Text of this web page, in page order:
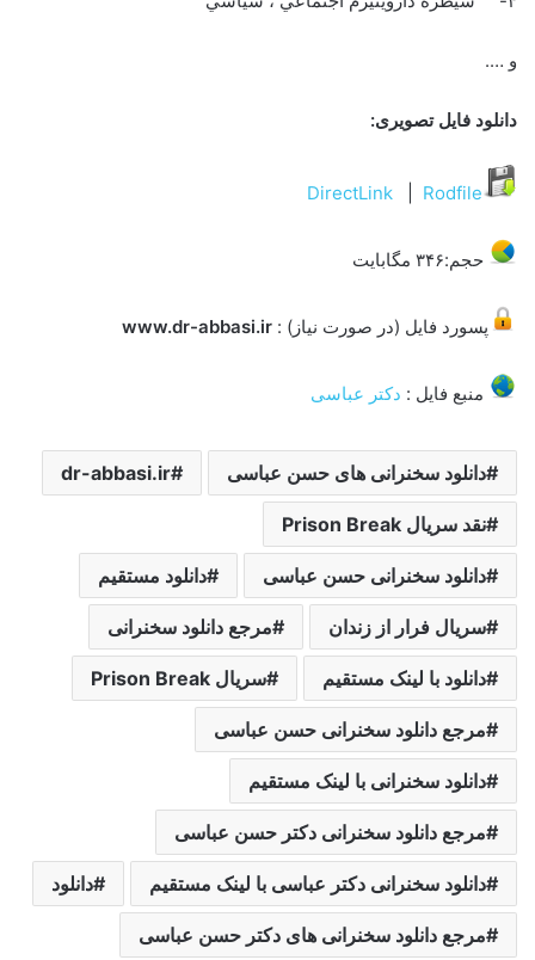
و ….
دانلود فایل تصویری:
DirectLink Rodfile
حجم:۳۴۶ مگابایت
پسورد فایل (در صورت نیاز) :
منبع فایل : دکتر عباسی
دانلود سخنرانی های حسن عباسی dr-abbasi.ir
نقد سریال Prison Break
دانلود سخنرانی حسن عباسی دانلود مستقیم
سریال فرار از زندان مرجع دانلود سخنرانی
دانلود با لینک مستقیم سریال Prison Break
مرجع دانلود سخنرانی حسن عباسی
دانلود سخنرانی با لینک مستقیم
مرجع دانلود سخنرانی دکتر حسن عباسی
دانلود سخنرانی دکتر عباسی با لینک مستقیم دانلود
مرجع دانلود سخنرانی های دکتر حسن عباسی